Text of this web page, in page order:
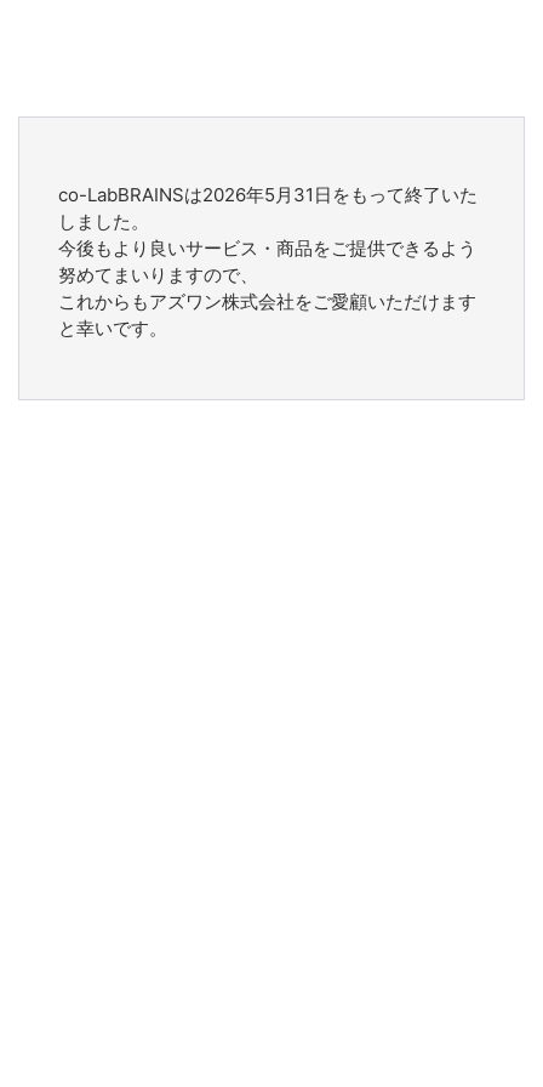
co-LabBRAINSは2026年5月31日をもって終了いた
しました。
今後もより良いサービス・商品をご提供できるよう
努めてまいりますので、
これからもアズワン株式会社をご愛顧いただけます
と幸いです。